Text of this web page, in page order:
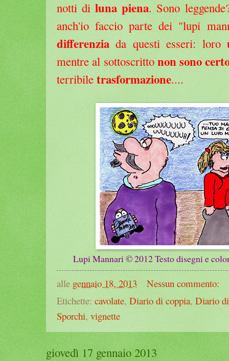
notti diluna piena. Sono
anch'io faccio parte dei "lupi
differenzia da questi esseri: loro
mentre al sottoscrittonon sono
terribile trasformazione....
Lupi Mannari © 2012 Testo disegni e
alle gennaio 18, 2013
Nessun commento:
Etichette: cavolate, Diario di coppia, Diario
Sporchi, vignette
giovedì 17 gennaio 2013